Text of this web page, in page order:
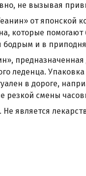
не вызывая
от японской
которые
бодрым и в
леденца.
в дороге,
резкой смены
является